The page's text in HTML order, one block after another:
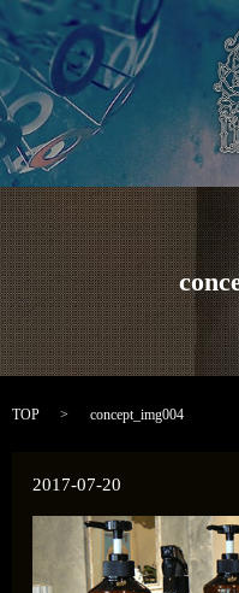
TOP concept_img004
2017-07-20